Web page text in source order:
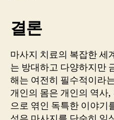
결론
마사지 치료의 복잡한 세
는 방대하고 다양하지만
해는 여전히 필수적이라
개인의 몸은 개인의 역사
으로 엮인 독특한 이야기